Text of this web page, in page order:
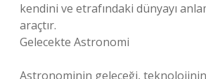
kendini ve etrafındaki dünyayı
araçtır.
Gelecekte Astronomi
Astronominin geleceği,